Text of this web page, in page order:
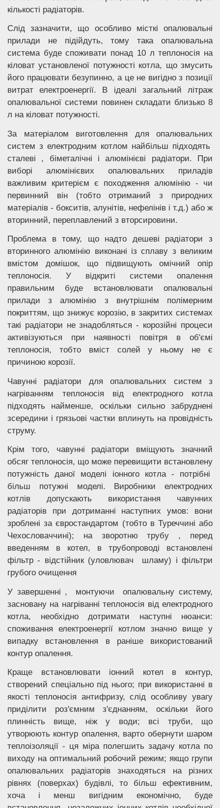
кількості радіаторів.
Слід зазначити, що особливо місткі опалювальні
прилади не підійдуть, тому така опалювальна
система буде споживати понад 10 л теплоносія на
кіловат установленої потужності котла, що змусить
його працювати безупинно, а це не вигідно з позиції
витрат електроенергії. В ідеалі загальний літраж
опалювальної системи повинен складати близько 8
л на кіловат потужності.
За матеріалом виготовлення для опалювальних
систем з електродним котлом найбільш підходять
сталеві , біметалічні і алюмінієві радіатори. При
виборі алюмінієвих опалювальних приладів
важливим критерієм є походження алюмінію - чи
первинний він (тобто отриманий з природних
матеріалів - бокситів, алунітів, нефелінів і т.д.) або ж
вторинний, переплавлений з вторсировини.
Проблема в тому, що надто дешеві радіатори з
вторинного алюмінію виконані із сплаву з великим
вмістом домішок, що підвищують омічний опір
теплоносія. У відкриті системи опалення
правильним буде встановлювати опалювальні
прилади з алюмінію з внутрішнім полімерним
покриттям, що знижує корозію, в закритих системах
такі радіатори не знадобляться - корозійні процеси
активізуються при наявності повітря в об'ємі
теплоносія, тобто вміст солей у ньому не є
причиною корозії.
Чавунні радіатори для опалювальних систем з
нагріванням теплоносія від електродного котла
підходять найменше, оскільки сильно забруднені
зсередини і грязьові частки вплинуть на провідність
струму.
Крім того, чавунні радіатори вміщують значний
обсяг теплоносія, що може перевищити встановлену
потужність даної моделі іонного котла - потрібні
більш потужні моделі. Виробники електродних
котлів допускають використання чавунних
радіаторів при дотриманні наступних умов: вони
зроблені за євростандартом (тобто в Туреччині або
Чехословаччині); на зворотню трубу , перед
введенням в котел, в трубопроводі встановлені
фільтр - відстійник (уловлювач шламу) і фільтри
грубого очищення
У завершенні , монтуючи опалювальну систему,
засновану на нагріванні теплоносія від електродного
котла, необхідно дотримати наступні нюанси:
споживання електроенергії котлом значно вище у
випадку встановлення в раніше використований
контур опалення.
Краще встановлювати іонний котел в контур,
створений спеціально під нього; при використанні в
якості теплоносія антифризу, слід особливу увагу
приділити роз'ємним з'єднанням, оскільки його
плинність вище, ніж у води; всі труби, що
утворюють контур опалення, варто обернути шаром
теплоізоляції - ця міра полегшить задачу котла по
виходу на оптимальний робочий режим; якщо групи
опалювальних радіаторів знаходяться на різних
рівнях (поверхах) будівлі, то більш ефективним,
хоча і менш вигідним економічно, буде